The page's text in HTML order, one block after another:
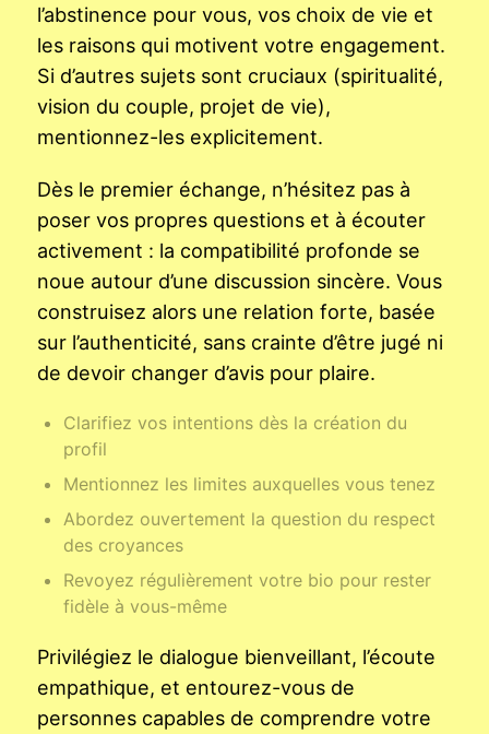
l’abstinence pour vous, vos choix de vie et
les raisons qui motivent votre engagement.
Si d’autres sujets sont cruciaux (spiritualité,
vision du couple, projet de vie),
mentionnez-les explicitement.
Dès le premier échange, n’hésitez pas à
poser vos propres questions et à écouter
activement : la compatibilité profonde se
noue autour d’une discussion sincère. Vous
construisez alors une relation forte, basée
sur l’authenticité, sans crainte d’être jugé ni
de devoir changer d’avis pour plaire.
Clarifiez vos intentions dès la création du
profil
Mentionnez les limites auxquelles vous tenez
Abordez ouvertement la question du respect
des croyances
Revoyez régulièrement votre bio pour rester
fidèle à vous-même
Privilégiez le dialogue bienveillant, l’écoute
empathique, et entourez-vous de
personnes capables de comprendre votre